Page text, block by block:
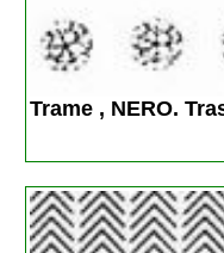
Trame , NERO.